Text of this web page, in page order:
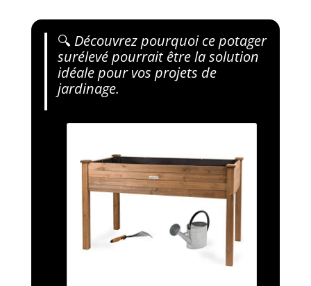
🔍 Découvrez pourquoi ce potager
surélevé pourrait être la solution
idéale pour vos projets de
jardinage.